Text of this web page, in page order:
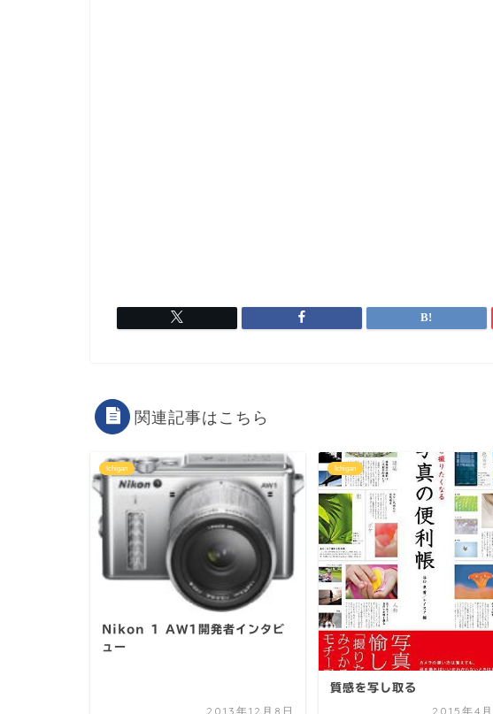
関連記事はこちら
Ichigan
Nikon 1 AW1開発者インタビ
ュー
2013年12月8日
Ichigan
質感を写し取る
2015年4